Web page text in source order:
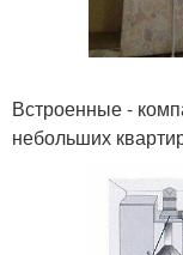
Встроенные -
небольших